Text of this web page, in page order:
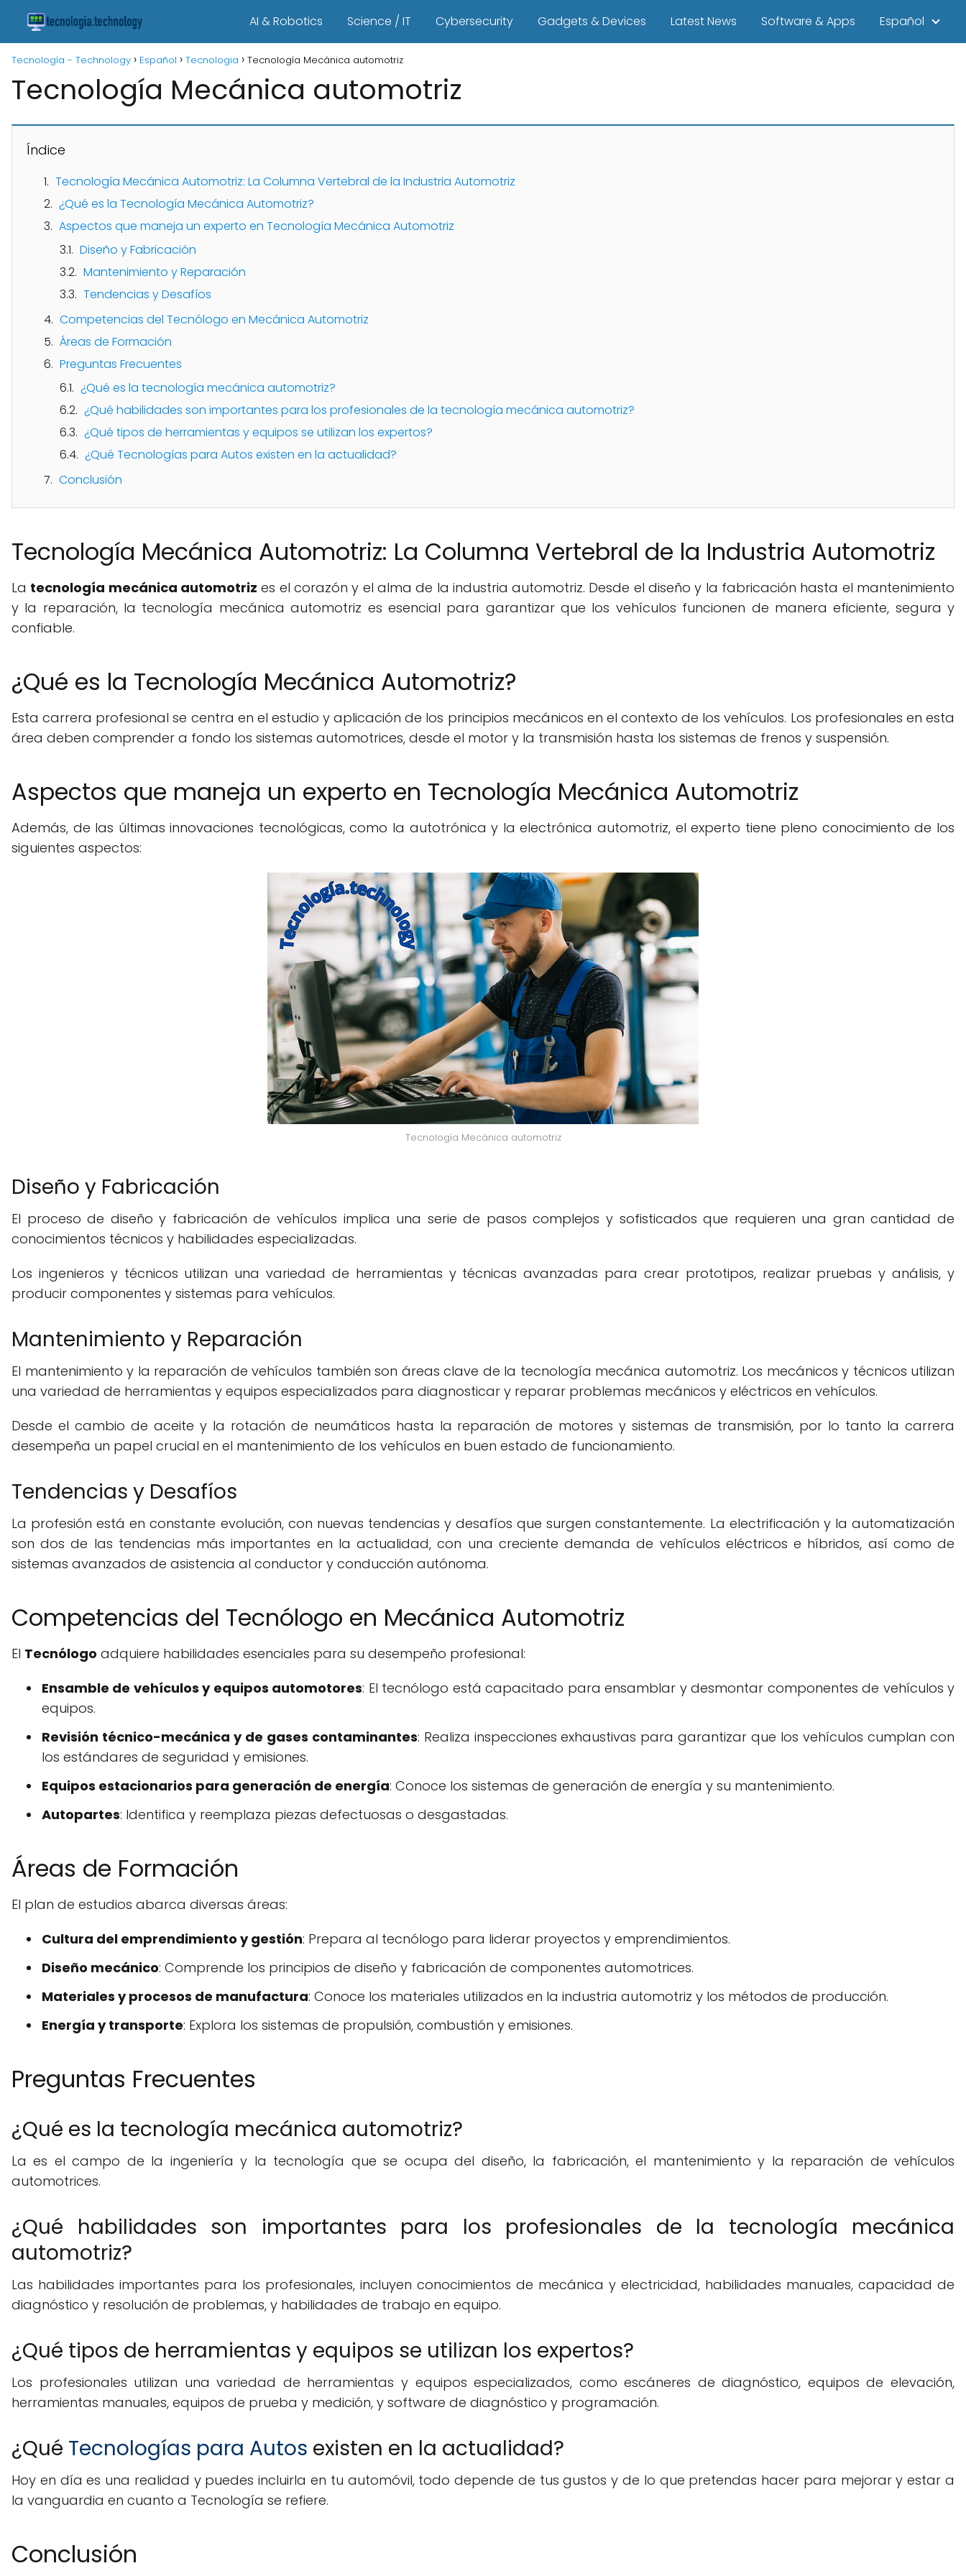
AI & Robotics Science / IT Cybersecurity Gadgets & Devices Latest News Software & Apps Español
Tecnología - Technology Español Tecnologia Tecnología Mecánica automotriz
Tecnología Mecánica automotriz
Índice
Tecnología Mecánica Automotriz: La Columna Vertebral de la Industria Automotriz
¿Qué es la Tecnología Mecánica Automotriz?
Aspectos que maneja un experto en Tecnología Mecánica Automotriz
Diseño y Fabricación
Mantenimiento y Reparación
Tendencias y Desafíos
Competencias del Tecnólogo en Mecánica Automotriz
Áreas de Formación
Preguntas Frecuentes
¿Qué es la tecnología mecánica automotriz?
¿Qué habilidades son importantes para los profesionales de la tecnología mecánica automotriz?
¿Qué tipos de herramientas y equipos se utilizan los expertos?
¿Qué Tecnologías para Autos existen en la actualidad?
Conclusión
Tecnología Mecánica Automotriz: La Columna Vertebral de la Industria Automotriz
La tecnología mecánica automotriz es el corazón y el alma de la industria automotriz. Desde el diseño y la fabricación hasta el mantenimiento
y la reparación, la tecnología mecánica automotriz es esencial para garantizar que los vehículos funcionen de manera eficiente, segura y
confiable.
¿Qué es la Tecnología Mecánica Automotriz?
Esta carrera profesional se centra en el estudio y aplicación de los principios mecánicos en el contexto de los vehículos. Los profesionales en esta
área deben comprender a fondo los sistemas automotrices, desde el motor y la transmisión hasta los sistemas de frenos y suspensión.
Aspectos que maneja un experto en Tecnología Mecánica Automotriz
Además, de las últimas innovaciones tecnológicas, como la autotrónica y la electrónica automotriz, el experto tiene pleno conocimiento de los
siguientes aspectos:
Tecnología Mecánica automotriz
Diseño y Fabricación
El proceso de diseño y fabricación de vehículos implica una serie de pasos complejos y sofisticados que requieren una gran cantidad de
conocimientos técnicos y habilidades especializadas.
Los ingenieros y técnicos utilizan una variedad de herramientas y técnicas avanzadas para crear prototipos, realizar pruebas y análisis, y
producir componentes y sistemas para vehículos.
Mantenimiento y Reparación
El mantenimiento y la reparación de vehículos también son áreas clave de la tecnología mecánica automotriz. Los mecánicos y técnicos utilizan
una variedad de herramientas y equipos especializados para diagnosticar y reparar problemas mecánicos y eléctricos en vehículos.
Desde el cambio de aceite y la rotación de neumáticos hasta la reparación de motores y sistemas de transmisión, por lo tanto la carrera
desempeña un papel crucial en el mantenimiento de los vehículos en buen estado de funcionamiento.
Tendencias y Desafíos
La profesión está en constante evolución, con nuevas tendencias y desafíos que surgen constantemente. La electrificación y la automatización
son dos de las tendencias más importantes en la actualidad, con una creciente demanda de vehículos eléctricos e híbridos, así como de
sistemas avanzados de asistencia al conductor y conducción autónoma.
Competencias del Tecnólogo en Mecánica Automotriz
El Tecnólogo adquiere habilidades esenciales para su desempeño profesional:
Ensamble de vehículos y equipos automotores: El tecnólogo está capacitado para ensamblar y desmontar componentes de vehículos y
equipos.
Revisión técnico-mecánica y de gases contaminantes: Realiza inspecciones exhaustivas para garantizar que los vehículos cumplan con
los estándares de seguridad y emisiones.
Equipos estacionarios para generación de energía: Conoce los sistemas de generación de energía y su mantenimiento.
Autopartes: Identifica y reemplaza piezas defectuosas o desgastadas.
Áreas de Formación
El plan de estudios abarca diversas áreas:
Cultura del emprendimiento y gestión: Prepara al tecnólogo para liderar proyectos y emprendimientos.
Diseño mecánico: Comprende los principios de diseño y fabricación de componentes automotrices.
Materiales y procesos de manufactura: Conoce los materiales utilizados en la industria automotriz y los métodos de producción.
Energía y transporte: Explora los sistemas de propulsión, combustión y emisiones.
Preguntas Frecuentes
¿Qué es la tecnología mecánica automotriz?
La es el campo de la ingeniería y la tecnología que se ocupa del diseño, la fabricación, el mantenimiento y la reparación de vehículos
automotrices.
¿Qué habilidades son importantes para los profesionales de la tecnología mecánica
automotriz?
Las habilidades importantes para los profesionales, incluyen conocimientos de mecánica y electricidad, habilidades manuales, capacidad de
diagnóstico y resolución de problemas, y habilidades de trabajo en equipo.
¿Qué tipos de herramientas y equipos se utilizan los expertos?
Los profesionales utilizan una variedad de herramientas y equipos especializados, como escáneres de diagnóstico, equipos de elevación,
herramientas manuales, equipos de prueba y medición, y software de diagnóstico y programación.
¿Qué Tecnologías para Autos existen en la actualidad?
Hoy en día es una realidad y puedes incluirla en tu automóvil, todo depende de tus gustos y de lo que pretendas hacer para mejorar y estar a
la vanguardia en cuanto a Tecnología se refiere.
Conclusión